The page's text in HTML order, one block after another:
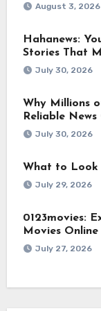
August 3, 2026
Hahanews:
Stories That
July 30, 2026
Why Millions
Reliable
July 30, 2026
What to Look
July 29, 2026
0123movies:
Movies Online
July 27, 2026